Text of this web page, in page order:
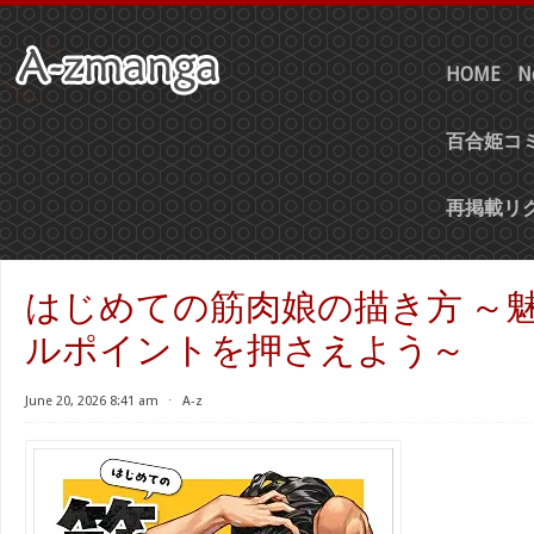
HOME
百合姫コ
再掲載リ
はじめての筋肉娘の描き方 ～
ルポイントを押さえよう～
June 20, 2026 8:41 am ⋅ A-z